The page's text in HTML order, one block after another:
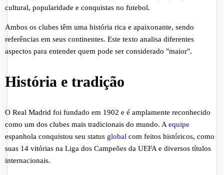
cultural, popularidade e conquistas no futebol.
Ambos os clubes têm uma história rica e apaixonante, sendo
referências em seus continentes. Este texto analisa diferentes
aspectos para entender quem pode ser considerado "maior".
História e tradição
O Real Madrid foi fundado em 1902 e é amplamente reconhecido
como um dos clubes mais tradicionais do mundo. A equipe
espanhola conquistou seu status global com feitos históricos, como
suas 14 vitórias na Liga dos Campeões da UEFA e diversos títulos
internacionais.